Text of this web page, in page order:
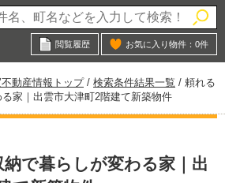
閲覧履歴 お気に入り物件： 0件
動産情報トップ/ 検索条件結果一覧 / 頼れる
家｜出雲市大津町2階建て新築物件
で暮らしが変わる家｜出